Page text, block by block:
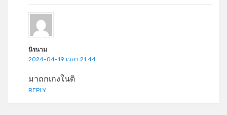
นิรนาม
2024-04-19 เวลา 21:44
มาถกเกงในดิ
REPLY